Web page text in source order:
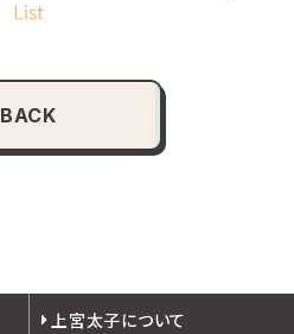
BACK
上宮太子について